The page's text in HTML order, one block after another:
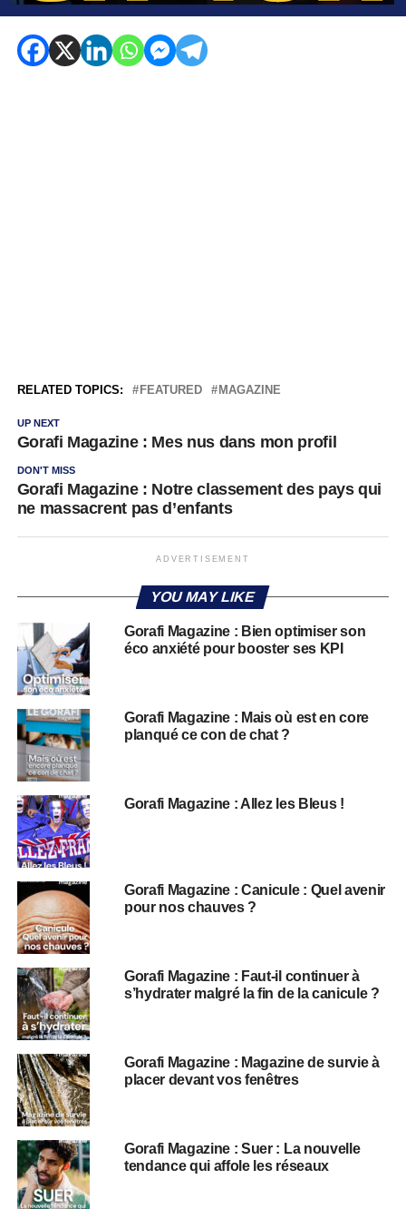
RELATED TOPICS: FEATURED MAGAZINE
UP NEXT
Gorafi Magazine : Mes nus dans mon profil
DON'T MISS
Gorafi Magazine : Notre classement des pays qui
ne massacrent pas d’enfants
ADVERTISEMENT
YOU MAY LIKE
Gorafi Magazine : Bien optimiser son
éco anxiété pour booster ses KPI
Gorafi Magazine : Mais où est en core
planqué ce con de chat ?
Gorafi Magazine : Allez les Bleus !
Gorafi Magazine : Canicule : Quel avenir
pour nos chauves ?
Gorafi Magazine : Faut-il continuer à
s’hydrater malgré la fin de la canicule ?
Gorafi Magazine : Magazine de survie à
placer devant vos fenêtres
Gorafi Magazine : Suer : La nouvelle
tendance qui affole les réseaux